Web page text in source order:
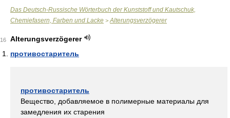
Das Deutsch-Russische Wörterbuch der Kunststoff und Kautschuk,
Chemiefasern, Farben und Lacke > Alterungsverzögerer
16
Alterungsverzögerer
противостаритель
противостаритель
Вещество, добавляемое в полимерные материалы для
замедления их старения